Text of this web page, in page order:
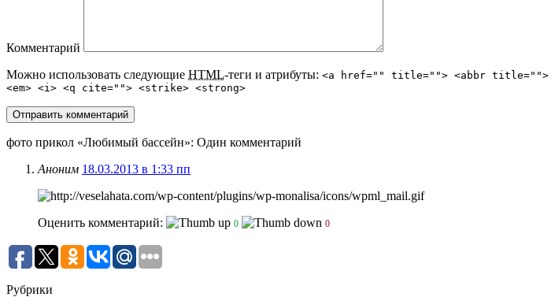
Комментарий
Можно использовать следующие HTML-теги и атрибуты: <a href="" title=""> <abbr title="">
<em> <i> <q cite=""> <strike> <strong>
фото прикол «Любимый бассейн»: Один комментарий
Аноним 18.03.2013 в 1:33 пп
Оценить комментарий: 0 0
Рубрики